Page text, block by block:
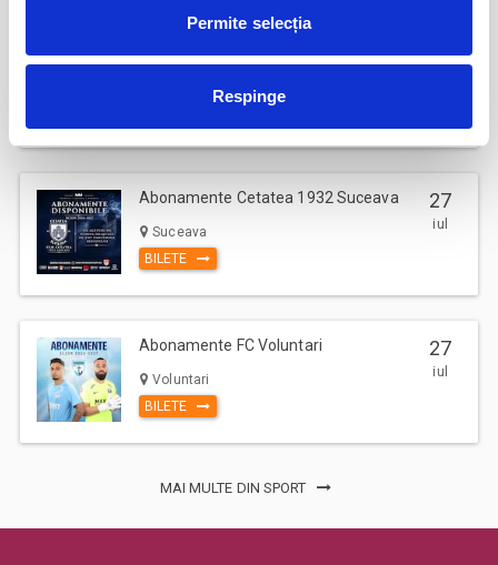
Permite selecția
Respinge
09
Abonamente Cetatea 1932 Suceava
Suceava
BILETE
27
iul
Abonamente FC Voluntari
Voluntari
BILETE
27
iul
MAI MULTE DIN SPORT